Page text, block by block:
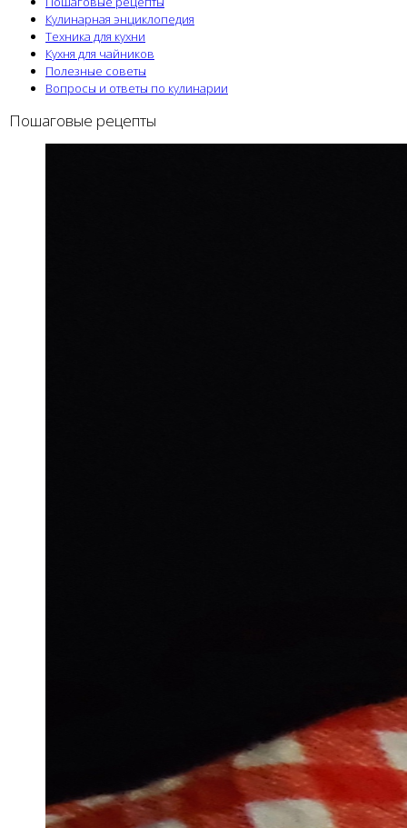
Кулинарная энциклопедия
Техника для кухни
Кухня для чайников
Полезные советы
Вопросы и ответы по кулинарии
Пошаговые рецепты